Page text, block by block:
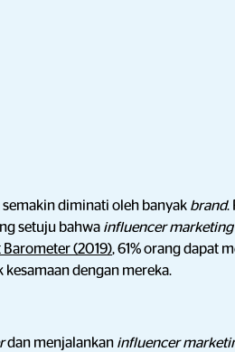
diminati oleh banyak brand.
setuju bahwa influencer marketing
Barometer (2019), 61% orang dapat
dengan mereka.
dan menjalankan influencer